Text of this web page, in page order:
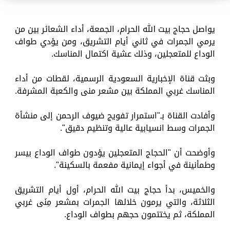
يواصل حجاج بيت الله الحرام، الجمعة، أداء الشعائر بين من
يرمي الجمرات في ثاني أيام التشريق، ومن يؤدي طواف
الوداع للمتعجلين، وذلك عشية اكتمال المناسك.
وبثت قناة الإخبارية السعودية الرسمية، لقطات من أداء
المناسك غربي المملكة بين مشعر منى والكعبة المشرفة.
وأفادت القناة بـ"استمرار تفويج ضيوف الرحمن إلى منشأة
الجمرات وسط انسيابية عالية وتنظيم دقيق".
وأوضحت أن "الحجاج المتعجلين يؤدون طواف الوداع بيسر
وطمأنينة في أجواء إيمانية مفعمة بالسكينة".
والخميس، بدأ حجاج بيت الله الحرام، أول أيام التشريق
الثلاثة، والتي يرمون خلالها الجمرات بمشعر مِنَى غربي
المملكة، ثم يختتمون حجهم بطواف الوداع.